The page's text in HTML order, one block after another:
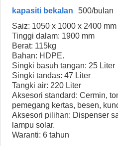
kapasiti bekalan
500/bulan
Saiz: 1050 x 1000 x 2400 mm
Tinggi dalam: 1900 mm
Berat: 115kg
Bahan: HDPE.
Singki basuh tangan: 25 Liter
Singki tandas: 47 Liter
Tangki air: 220 Liter
Aksesori standard: Cermin,
pemegang kertas, besen,
Aksesori pilihan: Dispenser
lampu solar.
Waranti: 6 tahun